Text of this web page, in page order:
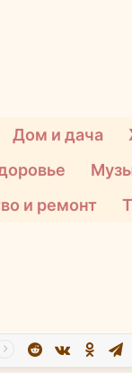
Дом и дача
и ремонт
vk.com
Reddit